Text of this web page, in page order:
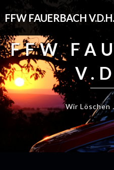
FFW FAUERBACH V.D.H.
FFW
Wir Löschen